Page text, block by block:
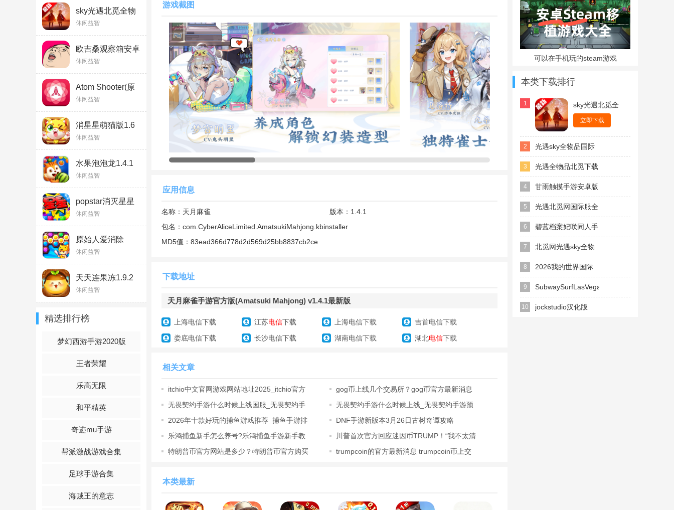
sky光遇北觅全物
品解锁版
v0.33.7(394009)
最新版
休闲益智
欧吉桑观察箱安卓
版
休闲益智
Atom Shooter(原
子射手安卓版)
休闲益智
消星星萌猫版1.6
休闲益智
水果泡泡龙1.4.1
休闲益智
popstar消灭星星
v4.2.2
休闲益智
原始人爱消除
1.0.2
休闲益智
天天连果冻1.9.2
休闲益智
精选排行榜
梦幻西游手游2020版
王者荣耀
乐高无限
和平精英
奇迹mu手游
帮派激战游戏合集
足球手游合集
海贼王的意志
游戏介绍
天月麻将手机版以其独特的二次元风格和多样化的麻将玩法吸引了大量麻将爱好者，游戏中，玩家可以畅玩
日本麻将、四川麻将、台湾麻将和香港麻将等多种模式，配合多位不同风格的二次元角色，带领各位雀士游
历这个轻魔幻的麻将世界，体验不一样的麻将美学。
游戏特色
天月麻雀提供跨平台多人连线即时麻将对局，集合日本 (立直) 麻将、四川麻将、台湾麻将、香港麻将四款玩
好者最丰富的对局选择。
2、【人气声优配音，二次元角色与您邂逅】
位角色均有专属的酷炫胡牌动画、精致动态立绘及搞怪主题贴图。配合日语、粤语以及国语的人气声优配
伙伴，解锁专属造型及更多限定语音!
3、【装饰品自由配搭，打造专属麻将领域】
多款装饰品及胡牌特效让玩家自由配搭，令对局更富个人风格、胡牌仿如使用炫酷绝招。 《天月麻雀》更首
不会打mahjong?不用担心!游戏特别为新手贴心设计，有精通四式麻将的教学助手，规则、胡牌型、结算计分
通通手把手教学，助你一秒菜鸟变雀圣。配合自动洗牌、摸牌及切牌等系统，对局更流畅，全面提升您的对
局体验。
有丰富限定奖励，让玩家透过激烈对局竞逐「天元月华」最高荣誉。
游戏截图
应用信息
名称： 天月麻雀 版本： 1.4.1
包名： com.CyberAliceLimited.AmatsukiMahjong.kbinstaller
MD5值： 83ead366d778d2d569d25bb8837cb2ce
下载地址
天月麻雀手游官方版(Amatsuki Mahjong) v1.4.1最新版
上海电信下载 江苏电信下载 上海电信下载
吉首电信下载
娄底电信下载
长沙电信下载 湖南电信下载 湖北电信下载
相关文章
itchio中文官网游戏网站地址2025_itchio官方
gog币上线几个交易所？gog币官方最新消息
无畏契约手游什么时候上线国服_无畏契约手
无畏契约手游什么时候上线_无畏契约手游预
2026年十款好玩的捕鱼游戏推荐_捕鱼手游排
DNF手游新版本3月26日古树奇谭攻略
乐鸿捕鱼新手怎么养号?乐鸿捕鱼手游新手教
川普首次官方回应迷因币TRUMP！“我不太清
特朗普币官方网站是多少？特朗普币官方购买
trumpcoin的官方最新消息 trumpcoin币上交
本类最新
可以在手机玩的steam游戏
本类下载排行
1
sky光遇北觅全
物品解锁版
立即下载
2 光遇sky全物品国际
服最新版
3 光遇全物品北觅下载
2026最新版
4 甘雨触摸手游安卓版
5 光遇北觅网国际服全
物品版下载最新版
6 碧蓝档案妃咲同人手
游(Kisaki Blue
Archive)
7 北觅网光遇sky全物
品北觅
8 2026我的世界国际
服手机版免费
(Minecraft)
9 SubwaySurfLasVegas
新触控2024最新版
10 jockstudio汉化版